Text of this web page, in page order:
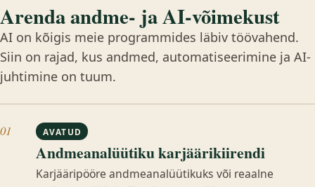
Arenda andme- ja AI-võimekust
AI on kõigis meie programmides läbiv töövahend.
Siin on rajad, kus andmed, automatiseerimine ja AI-
juhtimine on tuum.
01 AVATUD
Andmeanalüütiku karjäärikiirendi
Karjääripööre andmeanalüütikuks või reaalne